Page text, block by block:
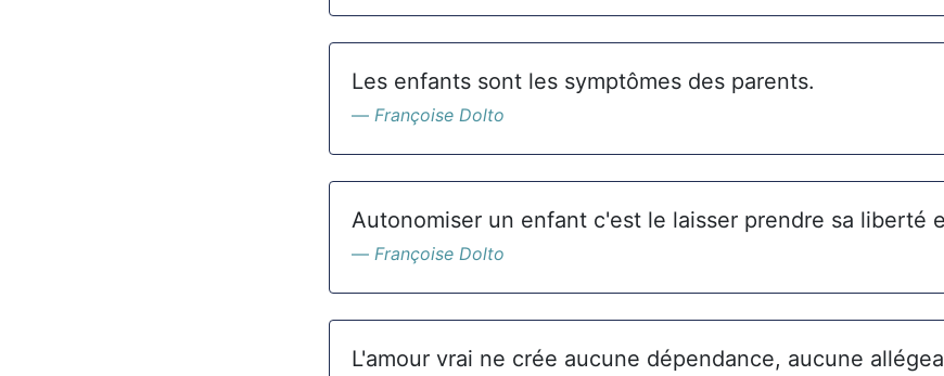
Les enfants sont les symptômes des parents.
Françoise Dolto
Autonomiser un enfant c'est le laisser prendre sa liberté
Françoise Dolto
L'amour vrai ne crée aucune dépendance, aucune